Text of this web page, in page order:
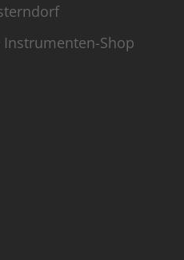
Instrumenten-Shop